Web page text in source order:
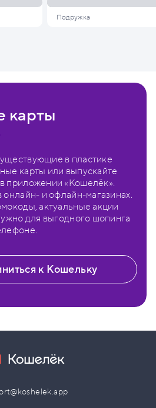
Подружка
карты
в пластике
карты или выпускайте
приложении «Кошелёк».
онлайн- и офлайн-магазинах.
актуальные акции
для выгодного шопинга
к Кошельку